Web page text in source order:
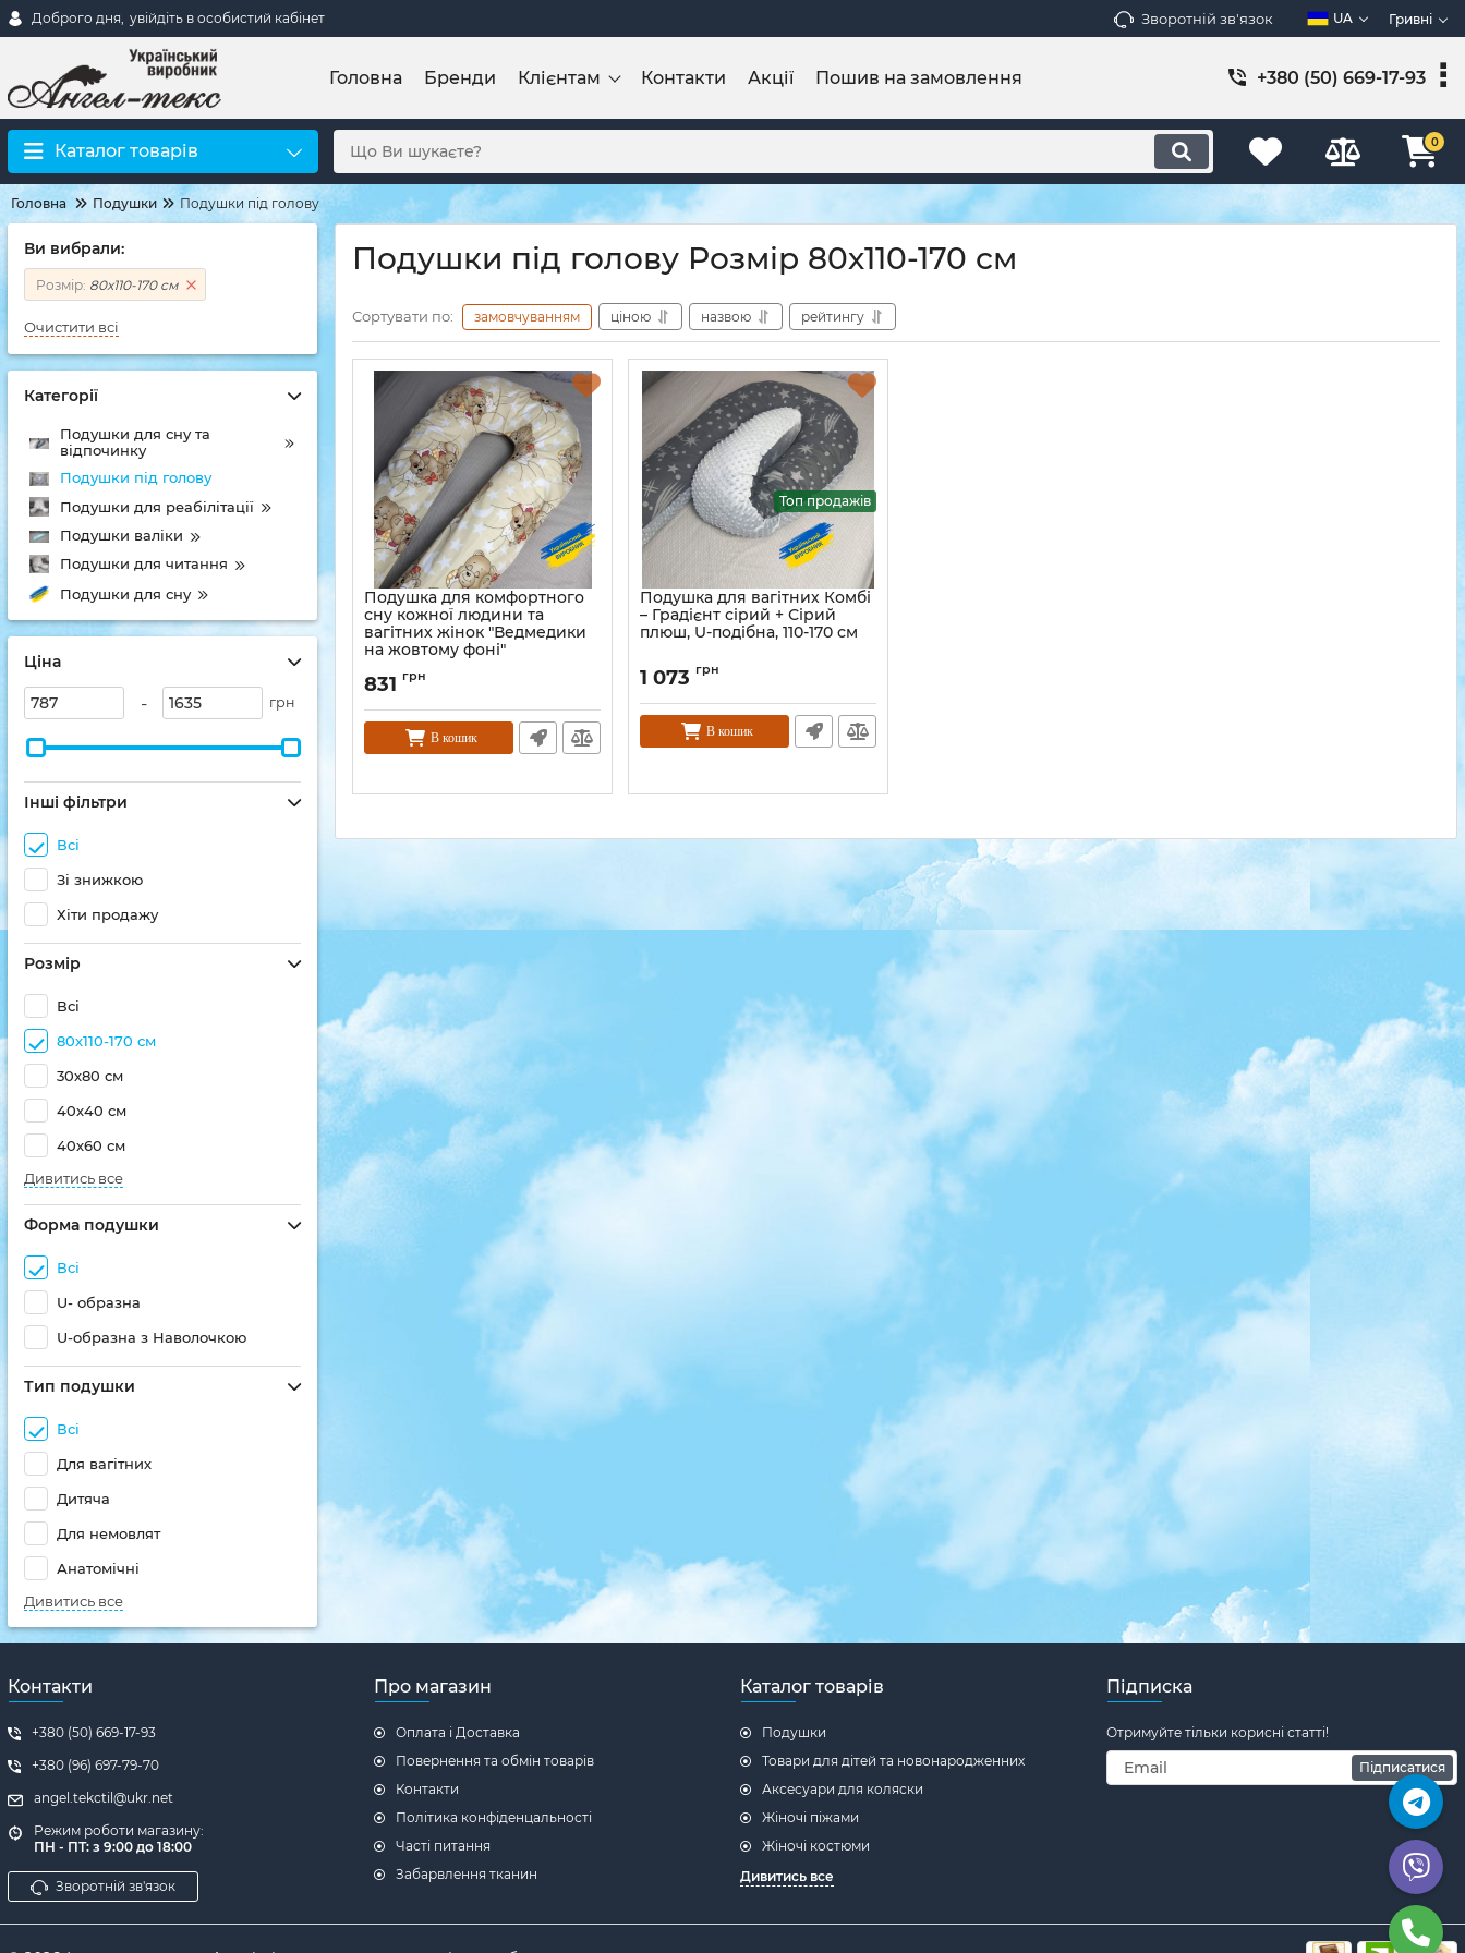
Доброго дня, увійдіть в особистий кабінет Зворотній зв'язок UA Гривні
Головна Бренди Клієнтам Контакти Акції Пошив на замовлення +380 (50) 669-17-93
Каталог товарів 0
Головна Подушки Подушки під голову
Ви вибрали:
Розмір: 80х110-170 см
Очистити всі
Категорії
Подушки для сну та
відпочинку
Подушки під голову
Подушки для реабілітації
Подушки валіки
Подушки для читання
Подушки для сну
Ціна
- грн
Інші фільтри
Всі
Зі знижкою
Хіти продажу
Розмір
Всі
80х110-170 см
30х80 см
40х40 см
40х60 см
Дивитись все
Форма подушки
Всі
U- образна
U-образна з Наволочкою
Тип подушки
Всі
Для вагітних
Дитяча
Для немовлят
Анатомічні
Дивитись все
Подушки під голову Розмір 80х110-170 см
Сортувати по: замовчуванням ціною назвою рейтингу
Подушка для комфортного
сну кожної людини та
вагітних жінок "Ведмедики
на жовтому фоні"
831 грн
В кошик
Топ продажів
Подушка для вагітних Комбі
– Градієнт сірий + Сірий
плюш, U-подібна, 110-170 см
1 073 грн
В кошик
Контакти
+380 (50) 669-17-93
+380 (96) 697-79-70
angel.tekctil@ukr.net
Режим роботи магазину:
ПН - ПТ: з 9:00 до 18:00
Зворотній зв'язок
Про магазин
Оплата і Доставка
Повернення та обмін товарів
Контакти
Політика конфіденцальності
Часті питання
Забарвлення тканин
Каталог товарів
Подушки
Товари для дітей та новонародженних
Аксесуари для коляски
Жіночі піжами
Жіночі костюми
Дивитись все
Підписка
Отримуйте тільки корисні статті!
Підписатися